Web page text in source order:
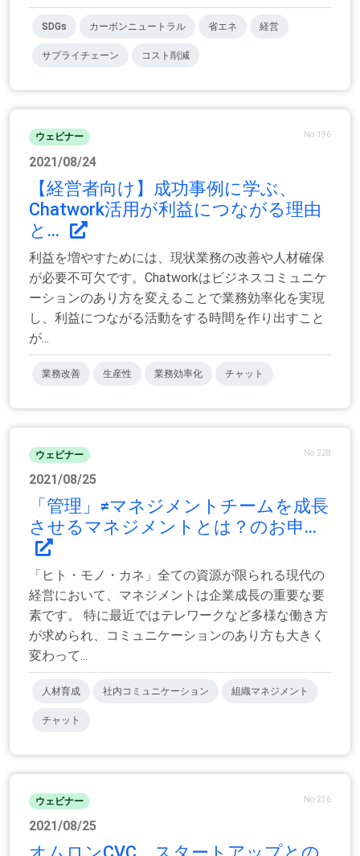
SDGs カーボンニュートラル 省エネ 経営
サプライチェーン コスト削減
ウェビナー No.196
2021/08/24
【経営者向け】成功事例に学ぶ、
Chatwork活用が利益につながる理由
と...
利益を増やすためには、現状業務の改善や人材確保
が必要不可欠です。Chatworkはビジネスコミュニケ
ーションのあり方を変えることで業務効率化を実現
し、利益につながる活動をする時間を作り出すこと
が...
業務改善 生産性 業務効率化 チャット
ウェビナー No.228
2021/08/25
「管理」≠マネジメントチームを成長
させるマネジメントとは？のお申...
「ヒト・モノ・カネ」全ての資源が限られる現代の
経営において、マネジメントは企業成長の重要な要
素です。 特に最近ではテレワークなど多様な働き方
が求められ、コミュニケーションのあり方も大きく
変わって...
人材育成 社内コミュニケーション 組織マネジメント
チャット
ウェビナー No.236
2021/08/25